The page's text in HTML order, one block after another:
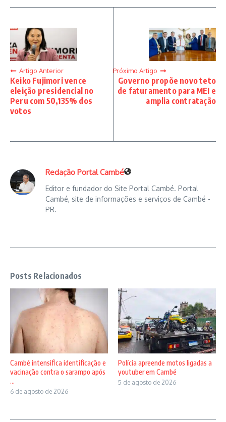
Artigo Anterior
Keiko Fujimori vence
eleição presidencial no
Peru com 50,135% dos
votos
Próximo Artigo
Governo propõe novo teto
de faturamento para MEI e
amplia contratação
Redação Portal Cambé
Editor e fundador do Site Portal Cambé. Portal
Cambé, site de informações e serviços de Cambé -
PR.
Posts Relacionados
Cambé intensifica identificação e
vacinação contra o sarampo após
...
6 de agosto de 2026
Polícia apreende motos ligadas a
youtuber em Cambé
5 de agosto de 2026